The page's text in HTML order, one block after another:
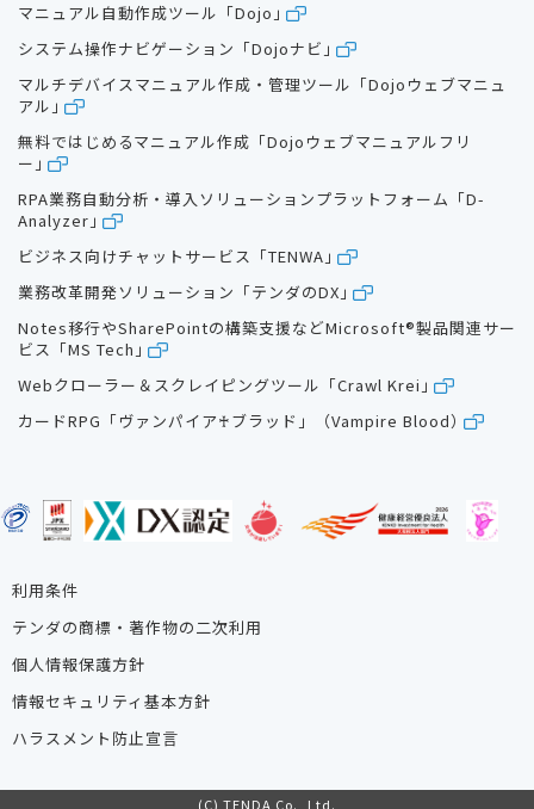
マニュアル自動作成ツール「Dojo」
システム操作ナビゲーション「Dojoナビ」
マルチデバイスマニュアル作成・管理ツール「Dojoウェブマニュ
アル」
無料ではじめるマニュアル作成「Dojoウェブマニュアルフリ
ー」
RPA業務自動分析・導入ソリューションプラットフォーム「D-
Analyzer」
ビジネス向けチャットサービス「TENWA」
業務改革開発ソリューション「テンダのDX」
Notes移行やSharePointの構築支援などMicrosoft®製品関連サー
ビス「MS Tech」
Webクローラー＆スクレイピングツール「Crawl Krei」
カードRPG「ヴァンパイア♰ブラッド」（Vampire Blood）
利用条件
テンダの商標・著作物の二次利用
個人情報保護方針
情報セキュリティ基本方針
ハラスメント防止宣言
(C) TENDA Co., Ltd.